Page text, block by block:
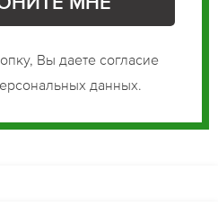
Вы даете согласие
данных.